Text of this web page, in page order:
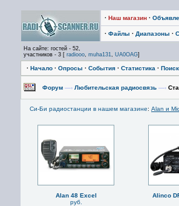
· Наш магазин ·
· Файлы · Диапазоны ·
На сайте: гостей - 52,
участников - 3 [ radiooo, muha131, UA0OAG]
· Начало · Опросы · События · Статистика · Поиск
Форум —› Любительская радиосвязь —›
Си-Би радиостанции в нашем магазине: Alan и
Alan 48 Excel
руб.
Alinco